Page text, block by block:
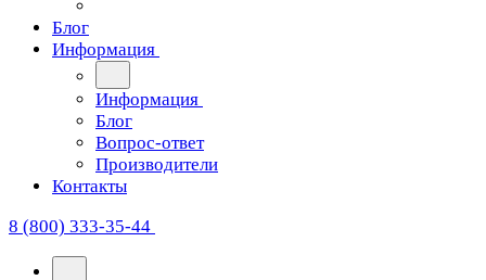
Блог
Информация
Информация
Блог
Вопрос-ответ
Производители
Контакты
8 (800) 333-35-44